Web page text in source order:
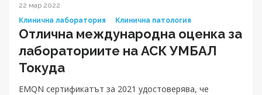
22 мар 2022
Клинична лаборатория
Клинична патология
Отлична международна оценка за
лабораториите на АСК УМБАЛ
Токуда
EMQN сертификатът за 2021 удостоверява, че